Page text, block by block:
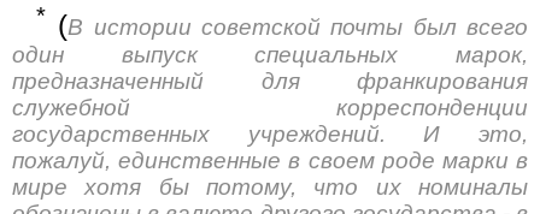
* (В истории советской почты был всего
один выпуск специальных марок,
предназначенный для франкирования
служебной корреспонденции
государственных учреждений. И это,
пожалуй, единственные в своем роде марки в
мире хотя бы потому, что их номиналы